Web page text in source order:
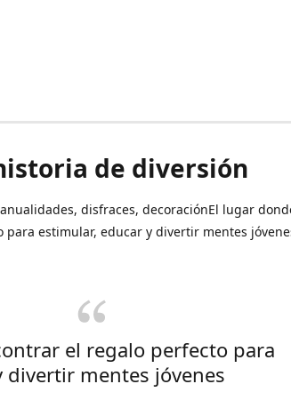
de diversión
disfraces, decoraciónEl lugar
estimular, educar y divertir mentes
el regalo perfecto para
divertir mentes jóvenes